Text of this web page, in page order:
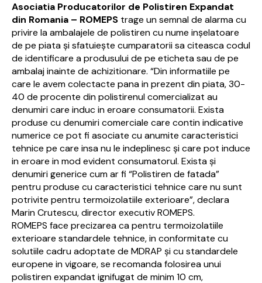
Asociatia Producatorilor de Polistiren Expandat
din Romania – ROMEPS trage un semnal de alarma cu
privire la ambalajele de polistiren cu nume inșelatoare
de pe piata și sfatuiește cumparatorii sa citeasca codul
de identificare a produsului de pe eticheta sau de pe
ambalaj inainte de achizitionare. “Din informatiile pe
care le avem colectacte pana in prezent din piata, 30-
40 de procente din polistirenul comercializat au
denumiri care induc in eroare consumatorii. Exista
produse cu denumiri comerciale care contin indicative
numerice ce pot fi asociate cu anumite caracteristici
tehnice pe care insa nu le indeplinesc și care pot induce
in eroare in mod evident consumatorul. Exista și
denumiri generice cum ar fi “Polistiren de fatada”
pentru produse cu caracteristici tehnice care nu sunt
potrivite pentru termoizolatiile exterioare”, declara
Marin Crutescu, director executiv ROMEPS.
ROMEPS face precizarea ca pentru termoizolatiile
exterioare standardele tehnice, in conformitate cu
solutiile cadru adoptate de MDRAP și cu standardele
europene in vigoare, se recomanda folosirea unui
polistiren expandat ignifugat de minim 10 cm,